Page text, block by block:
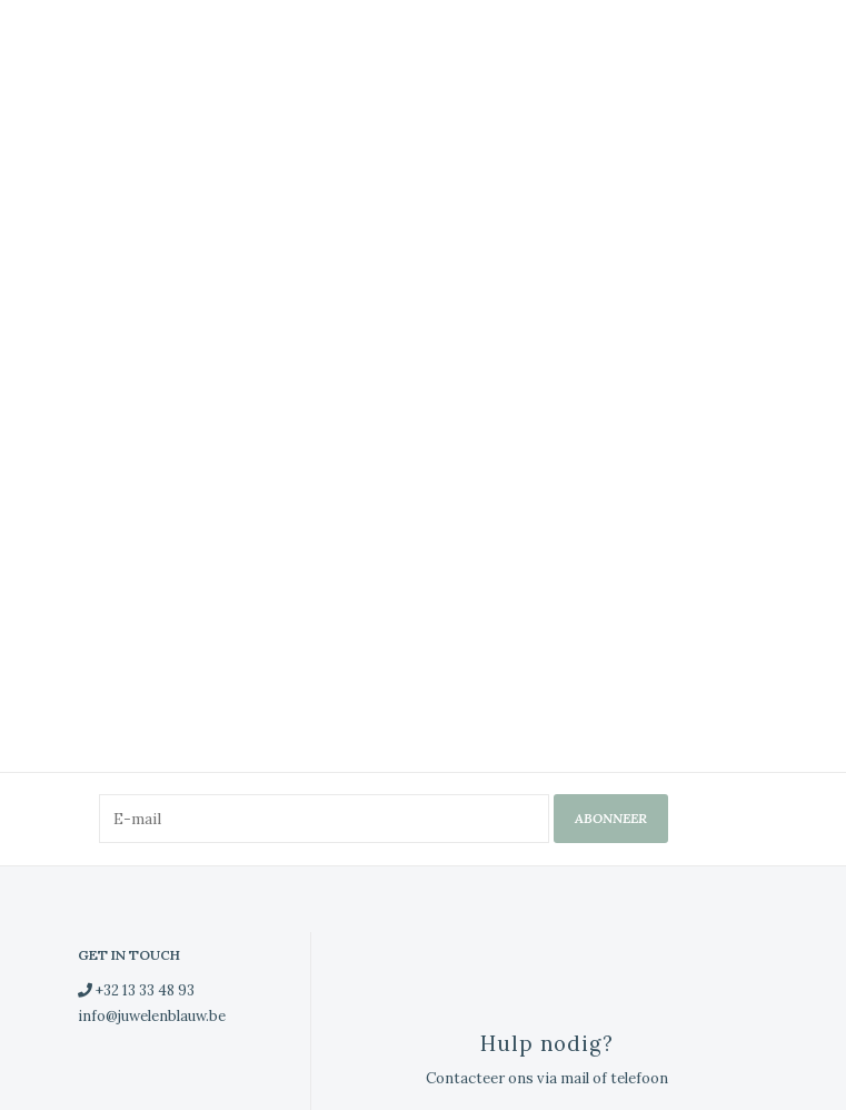
ABONNEER
GET IN TOUCH
+32 13 33 48 93
info@juwelenblauw.be
Hulp nodig?
Contacteer ons via mail of telefoon